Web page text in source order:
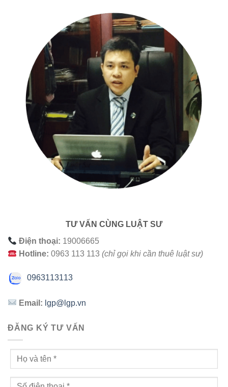
TƯ VẤN CÙNG LUẬT SƯ
Điện thoại: 19006665
Hotline: 0963 113 113(chỉ gọi khi cần thuê luật sư)
0963113113
Email: lgp@lgp.vn
ĐĂNG KÝ TƯ VẤN